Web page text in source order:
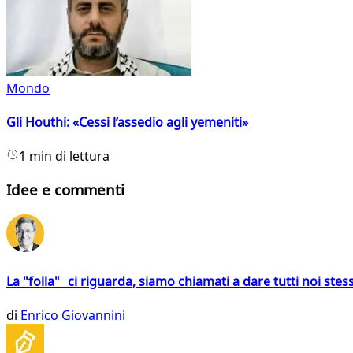
Mondo
Gli Houthi: «Cessi l’assedio agli yemeniti»
1 min di lettura
Idee e commenti
La "folla" ci riguarda, siamo chiamati a dare tutti noi
di Enrico Giovannini